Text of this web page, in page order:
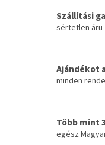
Szállítási
sértetlen áru
Ajándékot
minden
Több mint
egész